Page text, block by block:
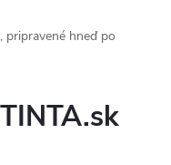
pripravené hneď po